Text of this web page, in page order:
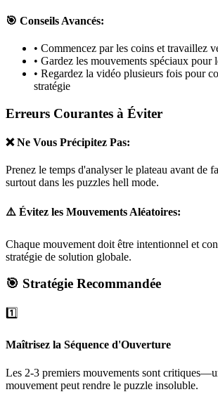
🎯 Conseils Avancés:
• Commencez par les coins et travaillez
• Gardez les mouvements spéciaux pour
• Regardez la vidéo plusieurs fois pour
stratégie
Erreurs Courantes à Éviter
❌ Ne Vous Précipitez Pas:
Prenez le temps d'analyser le plateau avant de
surtout dans les puzzles hell mode.
⚠️ Évitez les Mouvements Aléatoires:
Chaque mouvement doit être intentionnel et
stratégie de solution globale.
🎯 Stratégie Recommandée
1️⃣
Maîtrisez la Séquence d'Ouverture
Les 2-3 premiers mouvements sont
mouvement peut rendre le puzzle insoluble.